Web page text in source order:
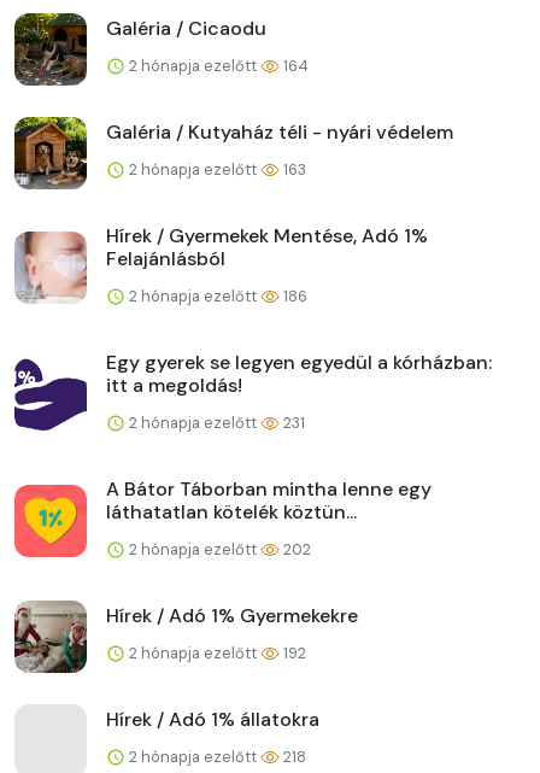
Galéria / Cicaodu
2 hónapja ezelőtt 164
Galéria / Kutyaház téli - nyári védelem
2 hónapja ezelőtt 163
Hírek / Gyermekek Mentése, Adó 1%
Felajánlásból
2 hónapja ezelőtt 186
Egy gyerek se legyen egyedül a kórházban:
itt a megoldás!
2 hónapja ezelőtt 231
A Bátor Táborban mintha lenne egy
láthatatlan kötelék köztün...
2 hónapja ezelőtt 202
Hírek / Adó 1% Gyermekekre
2 hónapja ezelőtt 192
Hírek / Adó 1% állatokra
2 hónapja ezelőtt 218